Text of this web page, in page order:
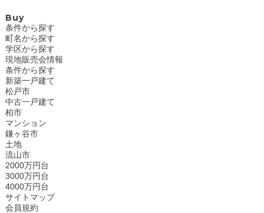
Buy
条件から探す
町名から探す
学区から探す
現地販売会情報
条件から探す
新築一戸建て
松戸市
中古一戸建て
柏市
マンション
鎌ヶ谷市
土地
流山市
2000万円台
3000万円台
4000万円台
サイトマップ
会員規約